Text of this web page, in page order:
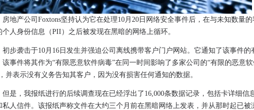
酿酒师摩尔森凉鞋瞄准网络攻击
在2021年的第一个补丁中的关键零点特征
爱立信旨在乘坐5克波浪，因为它是O2斯洛伐克5G供应协议
Met Office准备150万处理器，60个Petaflop超级计算机
Malwarebytes也由Solarwinds攻击者击中
东盟企业面临数字转型的障碍
SEPA数据泄漏作为代理抵抗赎金需求
下一个网络推出驱动5G FWA宽带CPE市场
房地产公司Foxtons坚持认为它在处理10月20日网络安全事件后，在与未知数量的
个人身份信息（PII）之后被发现在黑暗的网络上循环。
初步袭击于10月16日发生并强迫公司离线携带客户门户网站。它通知了该事件的
该事件将其作为“有限恶意软件病毒”在同一时间影响了多家公司的“有限的恶意
并表示没有义务告知其客户，因为没有损害任何通知的数据。
但是，我报纸进行的后续调查现在已经浮出了16,000条数据记录，包括卡详细信
私人信件。该报纸声称文件在大约三个月前在黑暗网络上发表，并从那时起已被